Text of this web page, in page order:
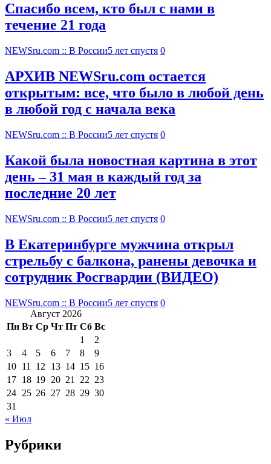
Спасибо всем, кто был с нами в
течение 21 года
NEWSru.com :: В России5 лет спустя 0
АРХИВ NEWSru.com остается
открытым: все, что было в любой день
в любой год с начала века
NEWSru.com :: В России5 лет спустя 0
Какой была новостная картина в этот
день – 31 мая в каждый год за
последние 20 лет
NEWSru.com :: В России5 лет спустя 0
В Екатеринбурге мужчина открыл
стрельбу с балкона, ранены девочка и
сотрудник Росгвардии (ВИДЕО)
NEWSru.com :: В России5 лет спустя 0
Август 2026
Пн Вт Ср Чт Пт Сб Вс
1
2
3
4 5 6 7 8
9
10 11 12 13 14 15 16
17 18 19 20 21 22 23
24 25 26 27 28 29 30
31
« Июл
Рубрики